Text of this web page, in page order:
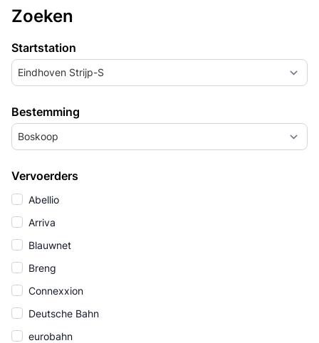
Zoeken
Startstation
Eindhoven Strijp-S
Bestemming
Boskoop
Vervoerders
Abellio
Arriva
Blauwnet
Breng
Connexxion
Deutsche Bahn
eurobahn